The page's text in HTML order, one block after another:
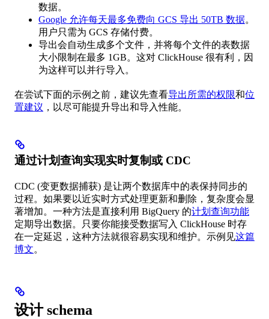
数据。
Google 允许每天最多免费向 GCS 导出 50TB 数据。
用户只需为 GCS 存储付费。
导出会自动生成多个文件，并将每个文件的表数据
大小限制在最多 1GB。这对 ClickHouse 很有利，因
为这样可以并行导入。
在尝试下面的示例之前，建议先查看导出所需的权限和位
置建议 ，以尽可能提升导出和导入性能。
通过计划查询实现实时复制或 CDC
CDC (变更数据捕获) 是让两个数据库中的表保持同步的
过程。如果要以近实时方式处理更新和删除，复杂度会显
著增加。一种方法是直接利用 BigQuery 的计划查询功能
定期导出数据。只要你能接受数据写入 ClickHouse 时存
在一定延迟，这种方法就很容易实现和维护。示例见这篇
博文。
设计 schema